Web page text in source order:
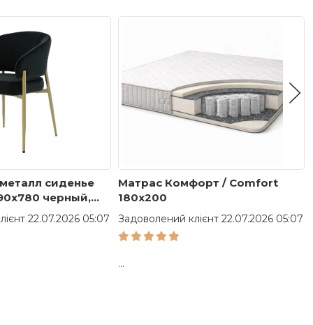
только для модели, которая соответствует вашим
к врачу-ортопеду для рекомендаций.
сиденье
черный,
22.07.2026 05:07
Матрас Комфорт / Comfort
180x200
Задоволений клієнт 22.07.2026 05:07
...